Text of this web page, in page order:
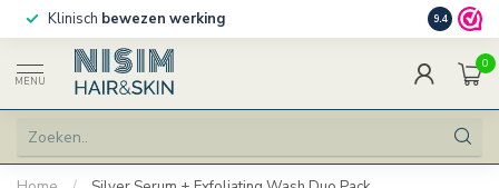
Klinisch bewezen werking 9.4
MENU
0